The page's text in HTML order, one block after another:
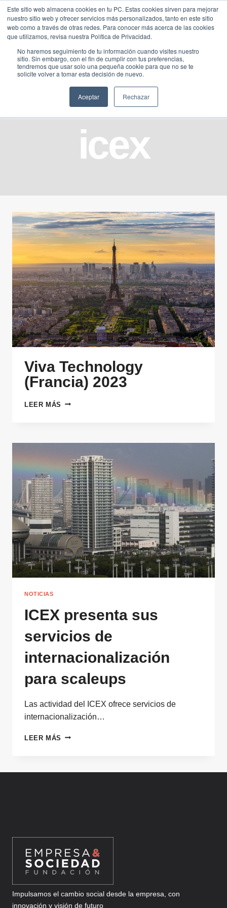
Este sitio web almacena cookies en tu PC. Estas cookies sirven para mejorar
nuestro sitio web y ofrecer servicios más personalizados, tanto en este sitio
web como a través de otras redes. Para conocer más acerca de las cookies
que utilizamos, revisa nuestra Política de Privacidad.
No haremos seguimiento de tu información cuando visites nuestro
sitio. Sin embargo, con el fin de cumplir con tus preferencias,
tendremos que usar solo una pequeña cookie para que no se te
solicite volver a tomar esta decisión de nuevo.
Aceptar Rechazar
Saltar
contenido
icex
Viva Technology
(Francia) 2023
LEER MÁS VIVA
NOTICIAS
ICEX presenta sus
servicios de
internacionalización
para scaleups
Las actividad del ICEX ofrece servicios de
internacionalización…
LEER MÁS ICEX
Impulsamos el cambio social desde la empresa, con
innovación y visión de futuro
Traducir »